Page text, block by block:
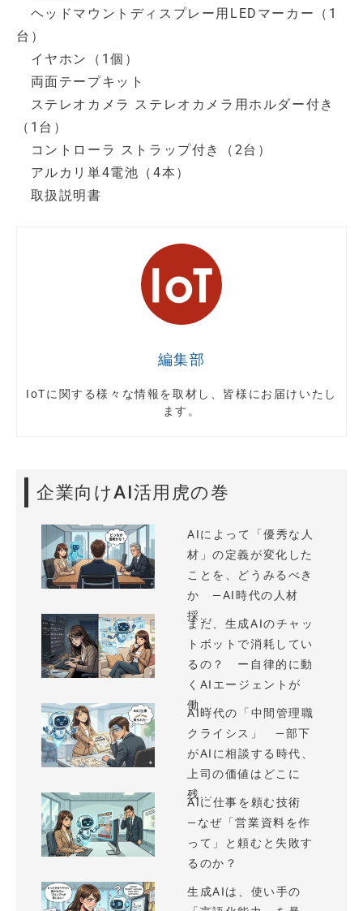
ヘッドマウントディスプレー用LEDマーカー（1
台）
イヤホン（1個）
両面テープキット
ステレオカメラ ステレオカメラ用ホルダー付き
（1台）
コントローラ ストラップ付き（2台）
アルカリ単4電池（4本）
取扱説明書
編集部
IoTに関する様々な情報を取材し、皆様にお届けいたし
ます。
企業向けAI活用虎の巻
AIによって「優秀な人
材」の定義が変化した
ことを、どうみるべき
か —AI時代の人材
採...
まだ、生成AIのチャッ
トボットで消耗してい
るの？ ー自律的に動
くAIエージェントが
働...
AI時代の「中間管理職
クライシス」 —部下
がAIに相談する時代、
上司の価値はどこに
残...
AIに仕事を頼む技術
—なぜ「営業資料を作
って」と頼むと失敗す
るのか？
生成AIは、使い手の